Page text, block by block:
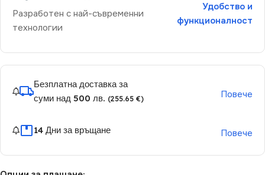
Разработен с най-съвременни
технологии
Удобство и
функционалност
Безплатна доставка за
суми над 500 лв. (255.65 €) Повече
14 Дни за връщане Повече